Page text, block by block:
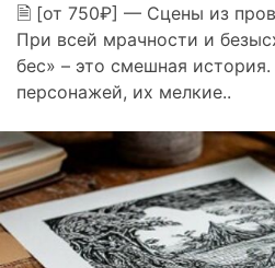
🗎 [от 750₽] — Сцены из
При всей мрачности и
бес» – это смешная
персонажей, их мелкие..